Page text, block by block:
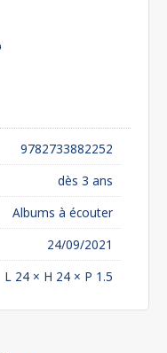
9782733882252
dès 3 ans
Albums à écouter
24/09/2021
L 24 × H 24 × P 1.5